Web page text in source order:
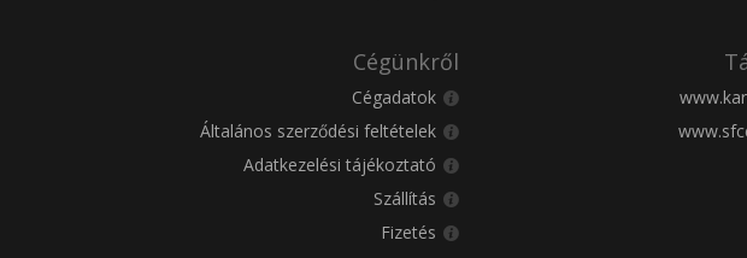
Cégünkről
Cégadatok
Általános szerződési feltételek
Adatkezelési tájékoztató
Szállítás
Fizetés